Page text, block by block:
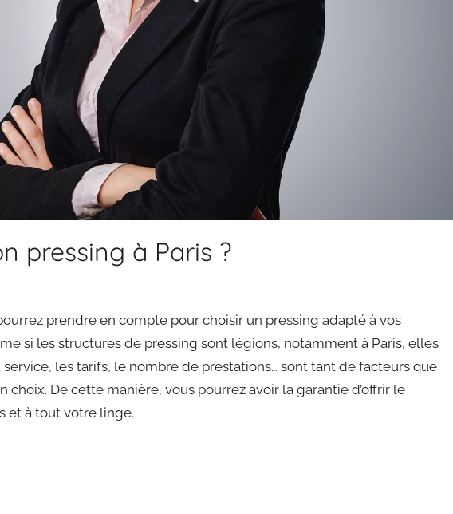
pressing à Paris ?
prendre en compte pour choisir un pressing adapté à vos
si les structures de pressing sont légions, notamment à Paris, elles
les tarifs, le nombre de prestations… sont tant de facteurs que
choix. De cette manière, vous pourrez avoir la garantie d’offrir le
et à tout votre linge.